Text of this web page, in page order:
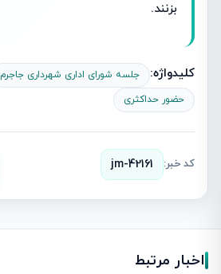
بزنند.
کلیدواژه: جلسه شورای اداری شهرداری جاجرم
حضور حداکثری
کد خبر: jm-42161
اخبار مرتبط